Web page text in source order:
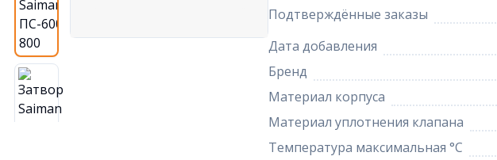
Подтверждённые заказы
Дата добавления
Бренд
Материал корпуса
Материал уплотнения клапана
Температура максимальная °C